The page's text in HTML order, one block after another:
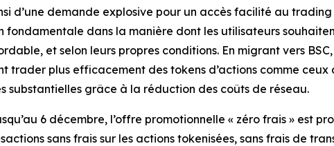
d’une demande explosive pour un accès facilité au
fondamentale dans la manière dont les utilisateurs
et selon leurs propres conditions. En migrant vers
trader plus efficacement des tokens d’actions comme
substantielles grâce à la réduction des coûts de réseau.
6 décembre, l’offre promotionnelle « zéro frais » est
sans frais sur les actions tokenisées, sans frais de